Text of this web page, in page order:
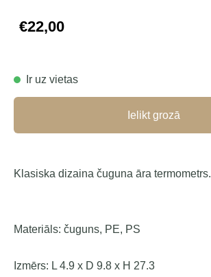
€22,00
Ir uz vietas
Ielikt grozā
Klasiska dizaina čuguna āra termometrs.
Materiāls: čuguns, PE, PS
Izmērs: L 4.9 x D 9.8 x H 27.3